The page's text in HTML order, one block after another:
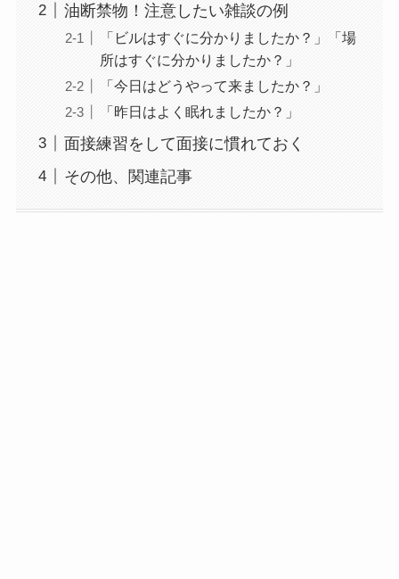
油断禁物！注意したい雑談の例
「ビルはすぐに分かりましたか？」「場
所はすぐに分かりましたか？」
「今日はどうやって来ましたか？」
「昨日はよく眠れましたか？」
面接練習をして面接に慣れておく
その他、関連記事